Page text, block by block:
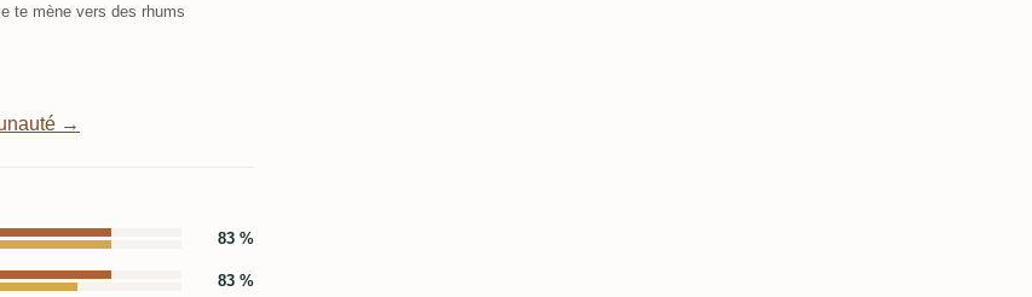
te mène vers des rhums
→
83 %
83 %